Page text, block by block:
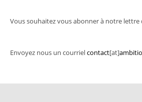
Vous souhaitez vous abonner à notre
Envoyez nous un courrielcontact[at]